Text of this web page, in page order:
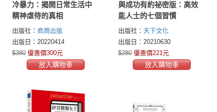
冷暴力：揭開日常生活中
精神虐待的真相
出版社： 商周出版
出版日：20220414
$380 優惠價300元
放入購物車
與成功有約祕密版：高效
能人士的七個習慣
出版社： 天下文化
出版日：20210630
$280 優惠價221元
放入購物車